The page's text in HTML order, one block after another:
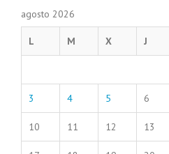
agosto 2026
L M X J
3 4 5 6
10 11 12 13